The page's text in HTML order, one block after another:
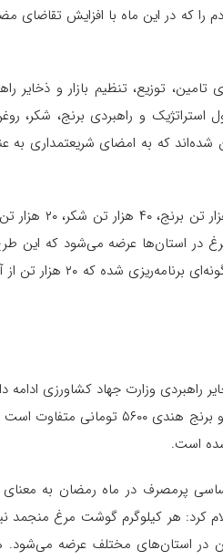
که در این ماه با افزایش تقاضای
توزیع، تنظیم بازار و ذخایر
و راهبردی برنج، شکر،
که به امضای شریعتمداری به
گوشت قرمز منجمد و ۲۰۰۰ تن تخم‌مرغ در استان‌ها عرضه
راهبردی وزارت جهاد کشاورزی
برنج هندی ۲۶۰۰ تومانی تا برنج تایلندی
پرمصرف در ماه رمضان به معنای